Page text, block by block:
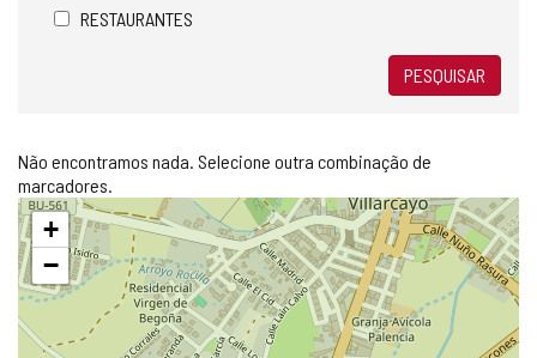
RESTAURANTES
PESQUISAR
Não encontramos nada. Selecione outra combinação de
marcadores.
Pular
mapa
+
−